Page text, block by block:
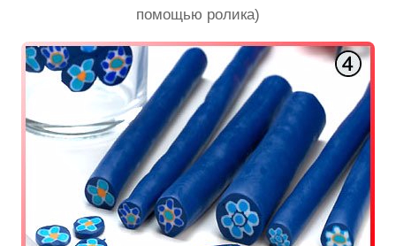
помощью ролика)